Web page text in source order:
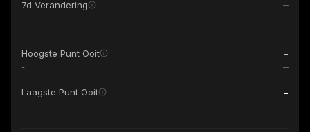
7d Verandering
Hoogste Punt Ooit -
-
Laagste Punt Ooit -
-